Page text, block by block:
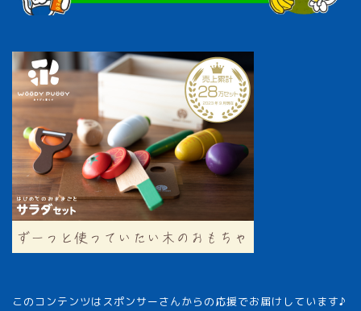
このコンテンツはスポンサーさんからの応援でお届けしています♪